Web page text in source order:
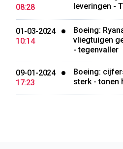
08:28
leveringen -
01-03-2024
10:14
Boeing:
vliegtuigen
- tegenvaller
09-01-2024
17:23
Boeing:
sterk - tonen